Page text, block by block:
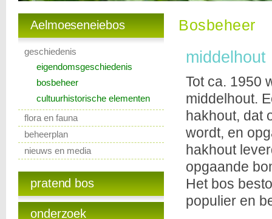
Bosbeheer
middelhout
Tot ca. 1950
middelhout.
hakhout, dat
wordt, en
hakhout
opgaande
Het bos
populier en
Aelmoeseneiebos
geschiedenis
eigendomsgeschiedenis
bosbeheer
cultuurhistorische elementen
flora en fauna
beheerplan
nieuws en media
pratend bos
onderzoek